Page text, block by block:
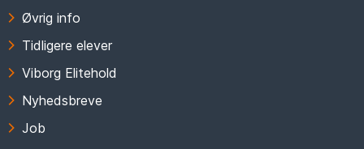
Øvrig info
Tidligere elever
Viborg Elitehold
Nyhedsbreve
Job